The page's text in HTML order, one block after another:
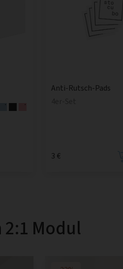
Anti-Rutsch-Pads
3 €
Modul